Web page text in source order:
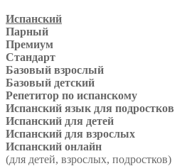
Испанский
Парный
Премиум
Стандарт
Базовый взрослый
Базовый детский
Репетитор по испанскому
Испанский язык для подростков
Испанский для детей
Испанский для взрослых
Испанский онлайн
(для детей, взрослых, подростков)